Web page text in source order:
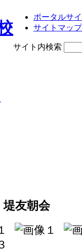
ポータルサ
サイトマップ
サイト内検索